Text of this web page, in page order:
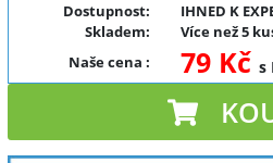
Dostupnost:
IHNED K
Skladem:
Více než 5
Naše cena : 79 Kč s